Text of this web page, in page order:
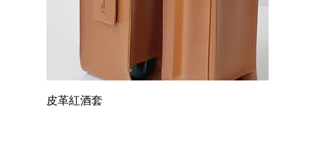
皮革紅酒套